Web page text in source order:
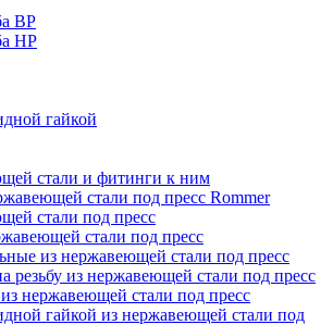
ВР
НР
гайкой
стали и фитинги к ним
стали под пресс Rommer
стали под пресс
стали под пресс
из нержавеющей стали под пресс
резьбу из нержавеющей стали под пресс
нержавеющей стали под пресс
гайкой из нержавеющей стали под